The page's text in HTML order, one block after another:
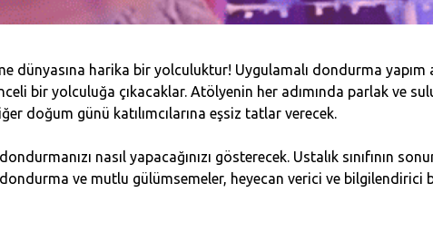
dünyasına harika bir yolculuktur! Uygulamalı dondurma yapım
bir yolculuğa çıkacaklar. Atölyenin her adımında parlak ve
doğum günü katılımcılarına eşsiz tatlar verecek.
nasıl yapacağınızı gösterecek. Ustalık sınıfının
dondurma ve mutlu gülümsemeler, heyecan verici ve bilgilendirici